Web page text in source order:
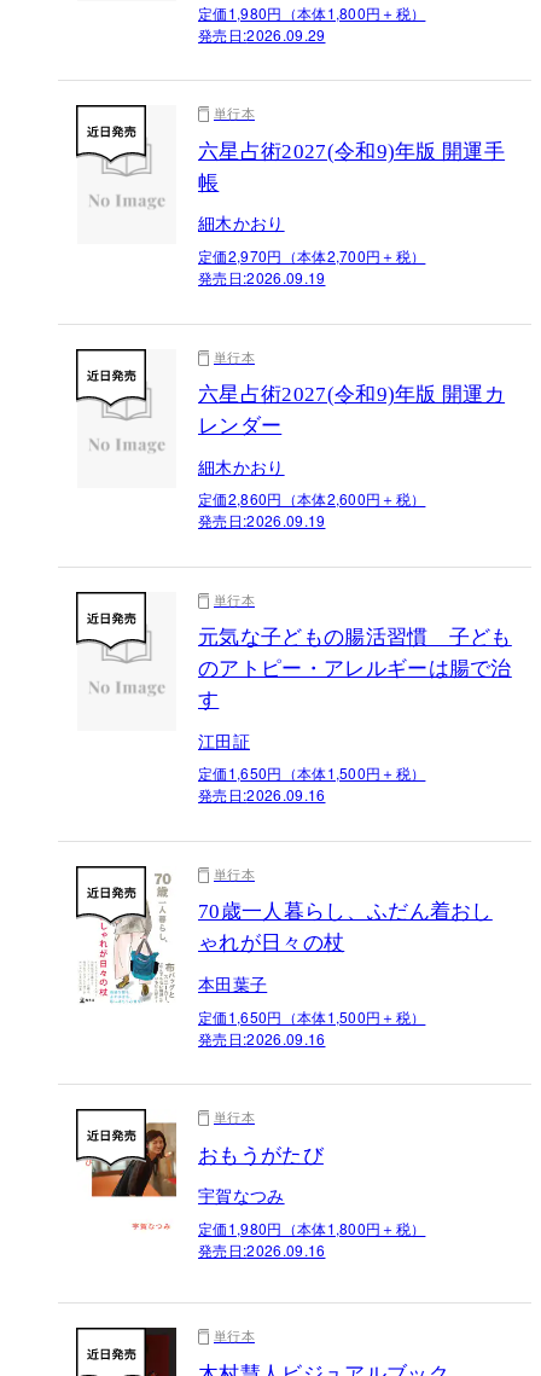
定価1,980円（本体1,800円＋税）
発売日:2026.09.29
単行本
六星占術2027(令和9)年版 開運手
帳
細木かおり
定価2,970円（本体2,700円＋税）
発売日:2026.09.19
単行本
六星占術2027(令和9)年版 開運カ
レンダー
細木かおり
定価2,860円（本体2,600円＋税）
発売日:2026.09.19
単行本
元気な子どもの腸活習慣 子ども
のアトピー・アレルギーは腸で治
す
江田証
定価1,650円（本体1,500円＋税）
発売日:2026.09.16
単行本
70歳一人暮らし、ふだん着おし
ゃれが日々の杖
本田葉子
定価1,650円（本体1,500円＋税）
発売日:2026.09.16
単行本
おもうがたび
宇賀なつみ
定価1,980円（本体1,800円＋税）
発売日:2026.09.16
単行本